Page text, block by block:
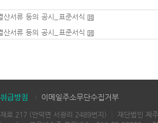
서류 등의 공시_표준서식
서류 등의 공시_표준서식
급방침 이메일주소무단수집거부
로 217 (안덕면 서광리 2489번지)
재단법인 제